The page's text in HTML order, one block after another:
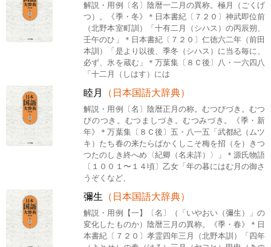
解説・用例〔名〕陰暦一二月の異称。極月（ごくげ
つ）。《季・冬》＊日本書紀〔７２０〕神武即位前
（北野本室町訓）「十有二月（シハス）の丙辰朔、
壬午のひ」＊日本書紀〔７２０〕仁徳六二年（前田
本訓）「是より以後、季冬（シハス）に当る毎に、
必ず、氷を蔵む」＊万葉集〔８Ｃ後〕八・一六四八
「十二月（しはす）には
睦月 （日本国語大辞典）
解説・用例〔名〕陰暦正月の称。むつびづき。むつ
びのつき。むつましづき。むつみづき。《季・新
年》＊万葉集〔８Ｃ後〕五・八一五「武都紀（ムツ
キ）たち春の来たらばかくしこそ梅を招（を）きつ
つたのしき終へめ〈紀卿（名未詳）〉」＊源氏物語
〔１００１〜１４頃〕乙女「年の暮にはむ月の御さ
うぞくなど、
彌生 （日本国語大辞典）
解説・用例【一】〔名〕（「いやおい（彌生）」の
変化したものか）陰暦三月の異称。《季・春》＊日
本書紀〔７２０〕孝霊四年三月（北野本訓）「四年